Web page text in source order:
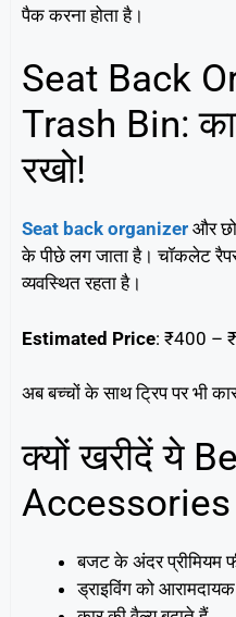
पैक करना होता है।
Seat Back
Trash Bin:
रखो!
Seat back organizer और
के पीछे लग जाता है। चॉकलेट
व्यवस्थित रहता है।
Estimated Price: ₹400 –
अब बच्चों के साथ ट्रिप पर भी कार
क्यों खरीदें ये
बजट के अंदर प्रीमियम
ड्राइविंग को